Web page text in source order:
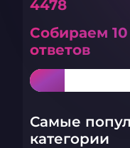
4478
Собираем
ответов
Самые
категории